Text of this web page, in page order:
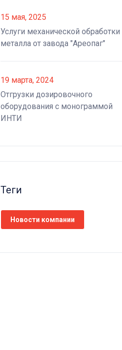
15 мая, 2025
Услуги механической обработки
металла от завода "Ареопаг"
19 марта, 2024
Отгрузки дозировочного
оборудования с монограммой
ИНТИ
Теги
Новости компании